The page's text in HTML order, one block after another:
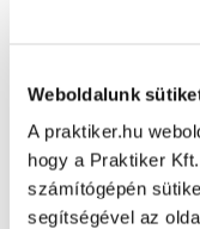
Weboldalunk
A praktiker.hu
hogy a Praktiker
számítógépén
segítségével az